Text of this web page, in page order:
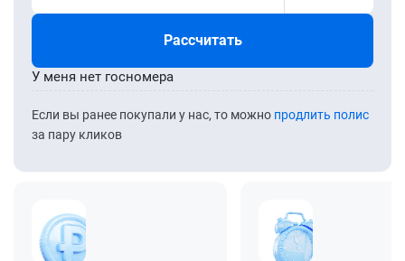
Рассчитать
Если вы ранее покупали у нас, то можно продлить полис
за пару кликов
У меня нет госномера